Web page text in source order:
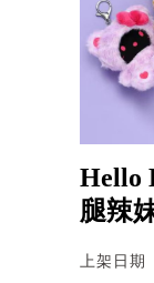
Hello
腿辣
上架日期